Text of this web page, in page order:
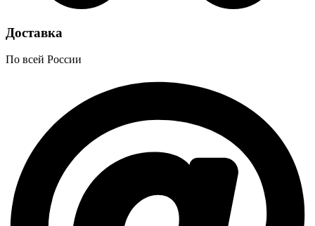
Доставка
По всей России